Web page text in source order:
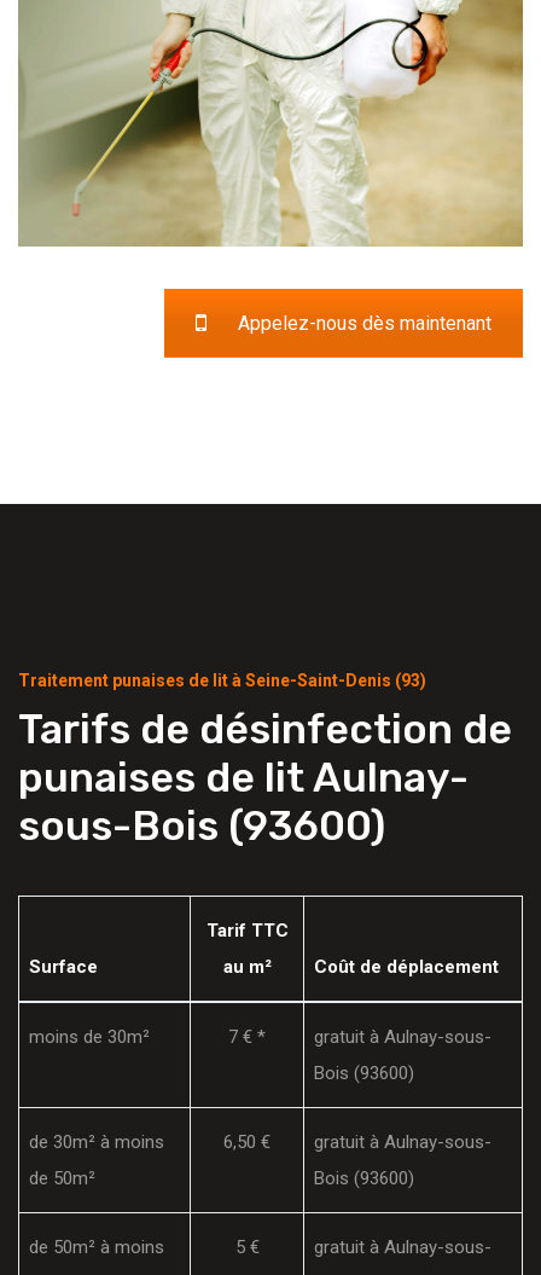
Appelez-nous dès maintenant
Traitement punaises de lit à Seine-Saint-Denis (93)
Tarifs de désinfection de
punaises de lit Aulnay-
sous-Bois (93600)
Surface
Tarif TTC
au m²
Coût de déplacement
moins de 30m² 7 € *
gratuit à Aulnay-sous-
Bois (93600)
de 30m² à moins
de 50m²
6,50 €
gratuit à Aulnay-sous-
Bois (93600)
de 50m² à moins
5 €
gratuit à Aulnay-sous-